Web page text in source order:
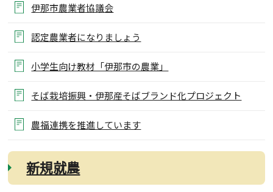
伊那市農業者協議会
認定農業者になりましょう
小学生向け教材「伊那市の農業」
そば栽培振興・伊那産そばブランド化プロジェクト
農福連携を推進しています
新規就農